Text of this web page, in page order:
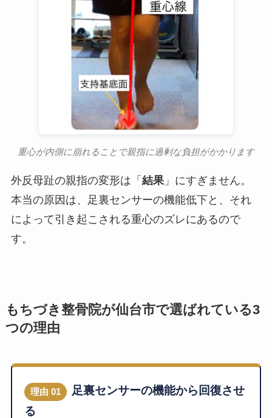
重心が内側に崩れることで親指に過剰な負担がかかります
外反母趾の親指の変形は「 結果」にすぎません。
本当の原因は、足裏センサーの機能低下と、それ
によって引き起こされる重心のズレにあるので
す。
もちづき整骨院が仙台市で選ばれている3
つの理由
理由 01
足裏センサーの機能から回復させ
る